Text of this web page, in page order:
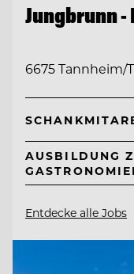
Jungbrunn
6675 Tannheim/
AUSBILDUNG
Entdecke alle Jobs